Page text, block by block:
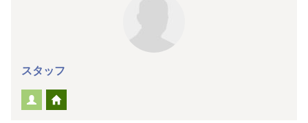
スタッフ